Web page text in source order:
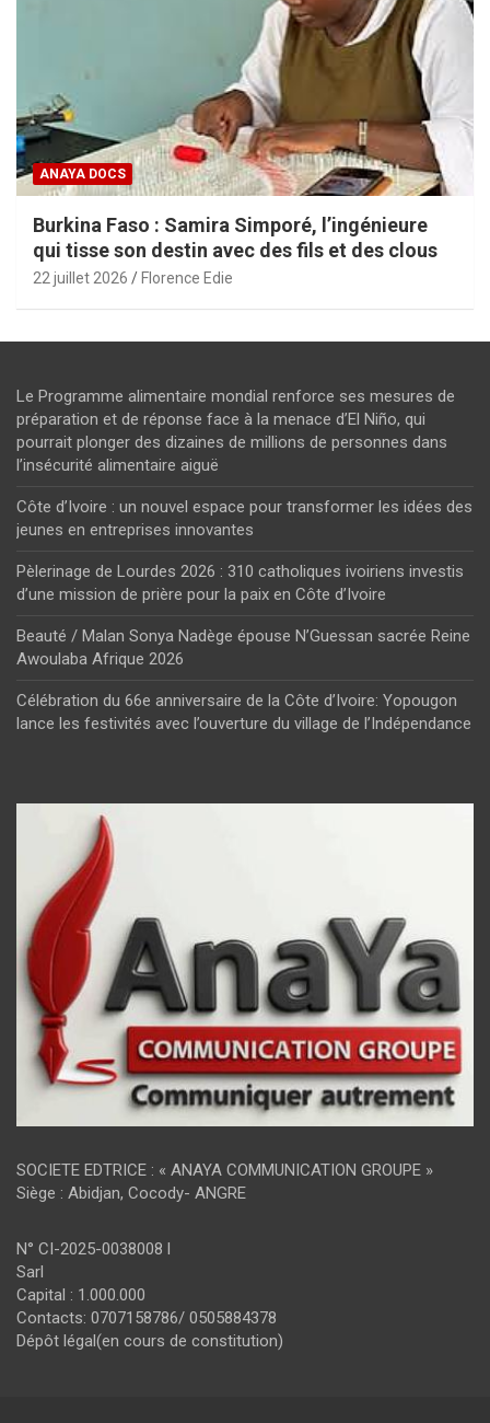
ANAYA DOCS
Burkina Faso : Samira Simporé, l’ingénieure
qui tisse son destin avec des fils et des clous
22 juillet 2026 Florence Edie
Le Programme alimentaire mondial renforce ses mesures de
préparation et de réponse face à la menace d’El Niño, qui
pourrait plonger des dizaines de millions de personnes dans
l’insécurité alimentaire aiguë
Côte d’Ivoire : un nouvel espace pour transformer les idées des
jeunes en entreprises innovantes
Pèlerinage de Lourdes 2026 : 310 catholiques ivoiriens investis
d’une mission de prière pour la paix en Côte d’Ivoire
Beauté / Malan Sonya Nadège épouse N’Guessan sacrée Reine
Awoulaba Afrique 2026
Célébration du 66e anniversaire de la Côte d’Ivoire: Yopougon
lance les festivités avec l’ouverture du village de l’Indépendance
SOCIETE EDTRICE : « ANAYA COMMUNICATION GROUPE »
Siège : Abidjan, Cocody- ANGRE
N° CI-2025-0038008 l
Sarl
Capital : 1.000.000
Contacts: 0707158786/ 0505884378
Dépôt légal(en cours de constitution)